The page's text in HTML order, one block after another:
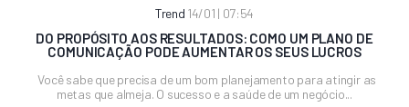
Trend 14/01 | 07:54
DO PROPÓSITO AOS RESULTADOS: COMO UM PLANO DE
COMUNICAÇÃO PODE AUMENTAR OS SEUS LUCROS
Você sabe que precisa de um bom planejamento para atingir as
metas que almeja. O sucesso e a saúde de um negócio...